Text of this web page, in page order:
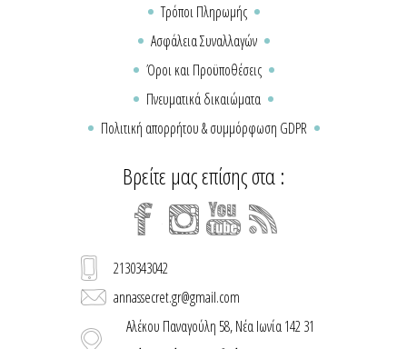
Τρόποι Πληρωμής
Ασφάλεια Συναλλαγών
Όροι και Προϋποθέσεις
Πνευματικά δικαιώματα
Πολιτική απορρήτου & συμμόρφωση GDPR
Βρείτε μας επίσης στα :
2130343042
annassecret.gr@gmail.com
Αλέκου Παναγούλη 58, Νέα Ιωνία 142 31